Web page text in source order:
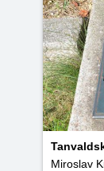
Miroslav